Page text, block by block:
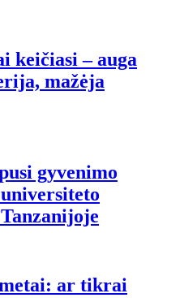
keičiasi – auga
mažėja
gyvenimo
ar tikrai